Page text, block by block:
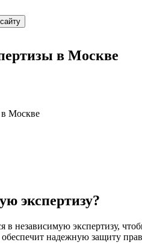
в Москве
Москве
экспертизу?
независимую экспертизу,
обеспечит надежную защиту